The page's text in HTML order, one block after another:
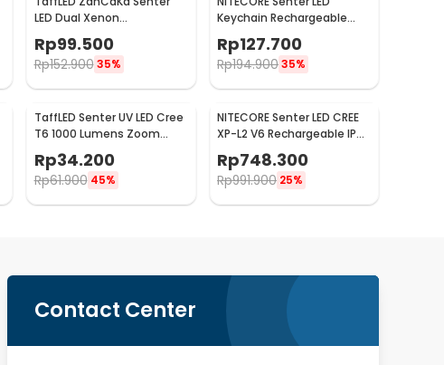
LED Dual Xenon
Lumens - Q3
Rp99.500
Rp152.900 35%
Keychain Rechargeable
Lumens - Tube V2.0
Rp127.700
Rp194.90035%
TaffLED Senter UV LED Cree
T6 1000 Lumens Zoom
Portable 395nm - T118
Rp34.200
Rp61.900 45%
NITECORE Senter LED CREE
XP-L2 V6 Rechargeable IP68
1200 Lumens - MH10 V2
Rp748.300
Rp991.900 25%
Contact Center